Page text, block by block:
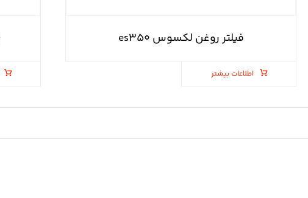
فیلتر روغن لکسوس es۳۵۰
اطلاعات بیشتر